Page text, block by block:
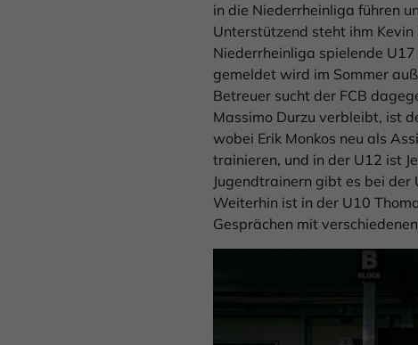
in die Niederrheinliga führen
Unterstützend steht ihm
Niederrheinliga spielende
gemeldet wird im Sommer
Betreuer sucht der FCB
Massimo Durzu verbleibt, ist
wobei Erik Monkos neu als
trainieren, und in der U12 ist
Jugendtrainern gibt es bei der
Weiterhin ist in der U10
Gesprächen mit